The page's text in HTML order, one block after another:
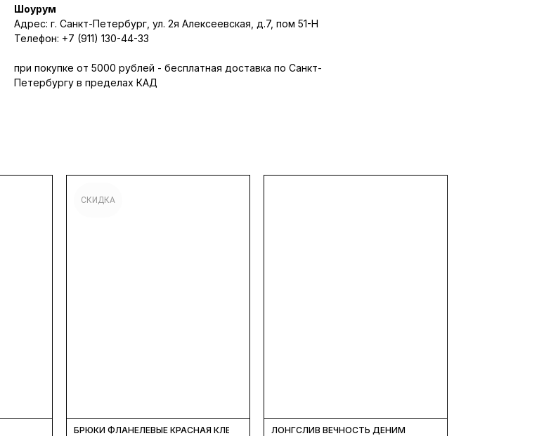
Шоурум
Адрес: г. Санкт-Петербург, ул. 2я Алексеевская, д.7, пом 51-Н
Телефон: +7 (911) 130-44-33
при покупке от 5000 рублей - бесплатная доставка по Санкт-
Петербургу в пределах КАД
СКИДКА
БРЮКИ ФЛАНЕЛЕВЫЕ КРАСНАЯ КЛЕТКА ЛОНГСЛИВ ВЕЧНОСТЬ ДЕНИМ